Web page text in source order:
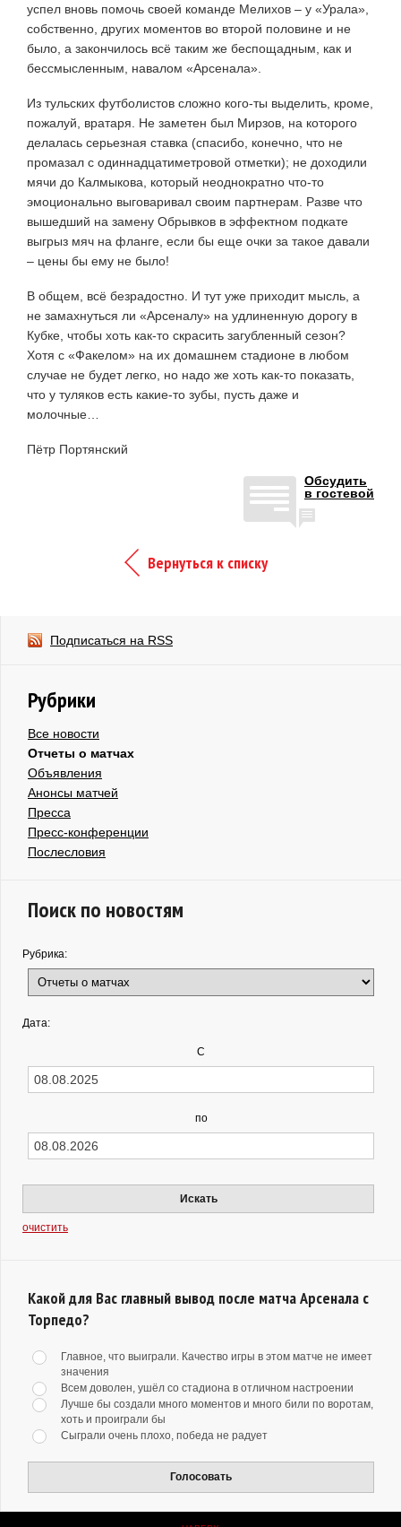
успел вновь помочь своей команде Мелихов – у «Урала»,
собственно, других моментов во второй половине и не
было, а закончилось всё таким же беспощадным, как и
бессмысленным, навалом «Арсенала».
Из тульских футболистов сложно кого-ты выделить, кроме,
пожалуй, вратаря. Не заметен был Мирзов, на которого
делалась серьезная ставка (спасибо, конечно, что не
промазал с одиннадцатиметровой отметки); не доходили
мячи до Калмыкова, который неоднократно что-то
эмоционально выговаривал своим партнерам. Разве что
вышедший на замену Обрывков в эффектном подкате
выгрыз мяч на фланге, если бы еще очки за такое давали
– цены бы ему не было!
В общем, всё безрадостно. И тут уже приходит мысль, а
не замахнуться ли «Арсеналу» на удлиненную дорогу в
Кубке, чтобы хоть как-то скрасить загубленный сезон?
Хотя с «Факелом» на их домашнем стадионе в любом
случае не будет легко, но надо же хоть как-то показать,
что у туляков есть какие-то зубы, пусть даже и
молочные…
Пётр Портянский
Обсудить
в гостевой
Вернуться к списку
Подписаться на RSS
Рубрики
Все новости
Отчеты о матчах
Объявления
Анонсы матчей
Пресса
Пресс-конференции
Послесловия
Поиск по новостям
Рубрика:
Дата:
С
по
Искать
очистить
Какой для Вас главный вывод после матча Арсенала с
Торпедо?
Главное, что выиграли. Качество игры в этом матче не имеет
значения
Всем доволен, ушёл со стадиона в отличном настроении
Лучше бы создали много моментов и много били по воротам,
хоть и проиграли бы
Сыграли очень плохо, победа не радует
Голосовать